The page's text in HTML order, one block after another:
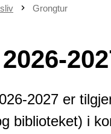
Grongtur
2027 er
biblioteket) i